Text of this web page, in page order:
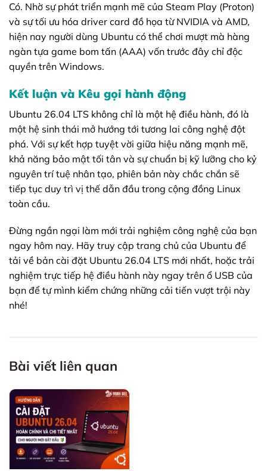
Có. Nhờ sự phát triển mạnh mẽ của Steam Play (Proton)
và sự tối ưu hóa driver card đồ họa từ NVIDIA và AMD,
hiện nay người dùng Ubuntu có thể chơi mượt mà hàng
ngàn tựa game bom tấn (AAA) vốn trước đây chỉ độc
quyền trên Windows.
Kết luận và Kêu gọi hành động
Ubuntu 26.04 LTS không chỉ là một hệ điều hành, đó là
một hệ sinh thái mở hướng tới tương lai công nghệ đột
phá. Với sự kết hợp tuyệt vời giữa hiệu năng mạnh mẽ,
khả năng bảo mật tối tân và sự chuẩn bị kỹ lưỡng cho kỷ
nguyên trí tuệ nhân tạo, phiên bản này chắc chắn sẽ
tiếp tục duy trì vị thế dẫn đầu trong cộng đồng Linux
toàn cầu.
Đừng ngần ngại làm mới trải nghiệm công nghệ của bạn
ngay hôm nay. Hãy truy cập trang chủ của Ubuntu để
tải về bản cài đặt Ubuntu 26.04 LTS mới nhất, hoặc trải
nghiệm trực tiếp hệ điều hành này ngay trên ổ USB của
bạn để tự mình kiểm chứng những cải tiến vượt trội này
nhé!
Bài viết liên quan